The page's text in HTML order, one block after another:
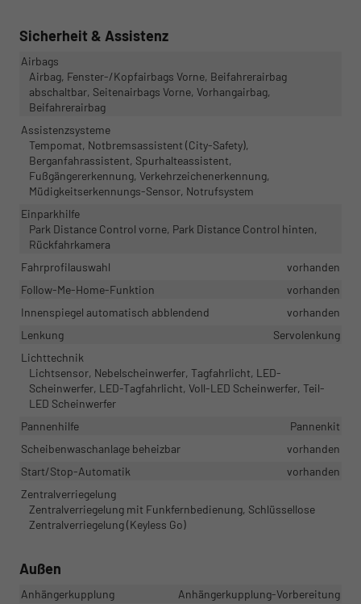
Sicherheit & Assistenz
Airbags
Airbag, Fenster-/Kopfairbags Vorne, Beifahrerairbag
abschaltbar, Seitenairbags Vorne, Vorhangairbag,
Beifahrerairbag
Assistenzsysteme
Tempomat, Notbremsassistent (City-Safety),
Berganfahrassistent, Spurhalteassistent,
Fußgängererkennung, Verkehrzeichenerkennung,
Müdigkeitserkennungs-Sensor, Notrufsystem
Einparkhilfe
Park Distance Control vorne, Park Distance Control hinten,
Rückfahrkamera
Fahrprofilauswahl
vorhanden
Follow-Me-Home-Funktion
vorhanden
Innenspiegel automatisch abblendend
vorhanden
Lenkung
Servolenkung
Lichttechnik
Lichtsensor, Nebelscheinwerfer, Tagfahrlicht, LED-
Scheinwerfer, LED-Tagfahrlicht, Voll-LED Scheinwerfer, Teil-
LED Scheinwerfer
Pannenhilfe
Pannenkit
Scheibenwaschanlage beheizbar
vorhanden
Start/Stop-Automatik
vorhanden
Zentralverriegelung
Zentralverriegelung mit Funkfernbedienung, Schlüssellose
Zentralverriegelung (Keyless Go)
Außen
Anhängerkupplung Anhängerkupplung-Vorbereitung